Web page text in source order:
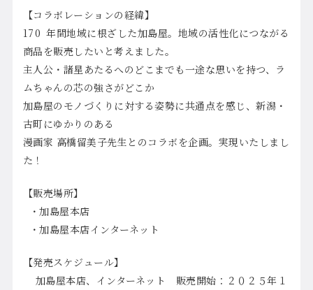
【コラボレーションの経緯】
170 年間地域に根ざした加島屋。地域の活性化につながる
商品を販売したいと考えました。
主人公・諸星あたるへのどこまでも一途な思いを持つ、ラ
ムちゃんの芯の強さがどこか
加島屋のモノづくりに対する姿勢に共通点を感じ、新潟・
古町にゆかりのある
漫画家 高橋留美子先生とのコラボを企画。実現いたしまし
た！
【販売場所】
・加島屋本店
・加島屋本店インターネット
【発売スケジュール】
加島屋本店、インターネット 販売開始：２０２５年１